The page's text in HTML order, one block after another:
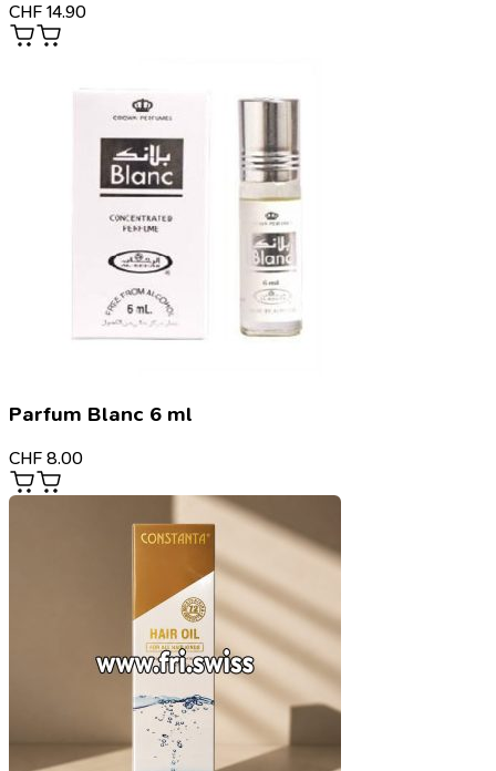
CHF 14.90
Parfum Blanc 6 ml
CHF 8.00